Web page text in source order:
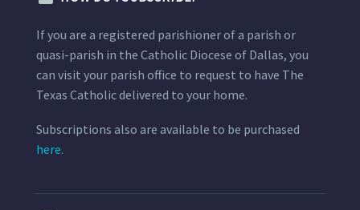
If you are a registered parishioner of a parish or
quasi-parish in the Catholic Diocese of Dallas, you
can visit your parish office to request to have The
Texas Catholic delivered to your home.
Subscriptions also are available to be purchased
here.